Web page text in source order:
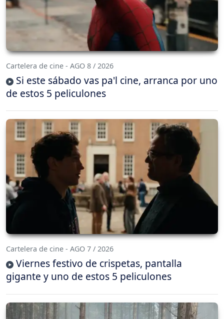
Cartelera de cine - AGO 8 / 2026
Si este sábado vas pa'l cine, arranca por uno
de estos 5 peliculones
Cartelera de cine - AGO 7 / 2026
Viernes festivo de crispetas, pantalla
gigante y uno de estos 5 peliculones